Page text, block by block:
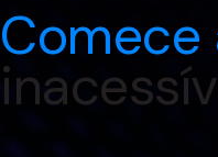
Comece